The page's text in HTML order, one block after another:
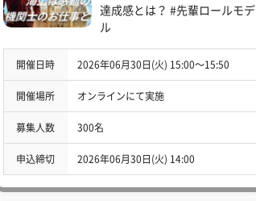
達成感とは？ #先輩ロールモデ
ル
開催日時 2026年06月30日(火) 15:00〜15:50
開催場所 オンラインにて実施
募集人数 300名
申込締切 2026年06月30日(火) 14:00